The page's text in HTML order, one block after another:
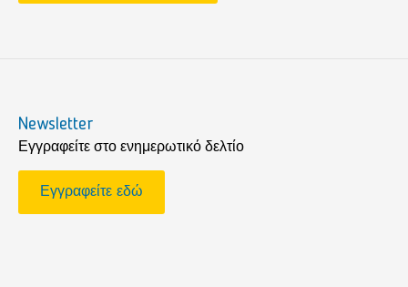
Newsletter
Εγγραφείτε στο ενημερωτικό δελτίο
Εγγραφείτε εδώ